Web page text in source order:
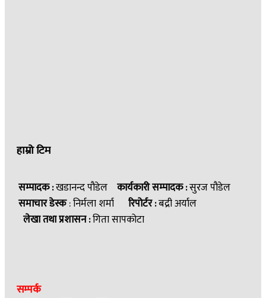
हाम्रो टिम
सम्पादक :खडानन्द पौडेल कार्यकारी सम्पादक :सुरज पौडेल
समाचार डेस्क: निर्मला शर्मा रिपोर्टर :बद्री अर्याल
लेखा तथा प्रशासन :गिता सापकोटा
सम्पर्क